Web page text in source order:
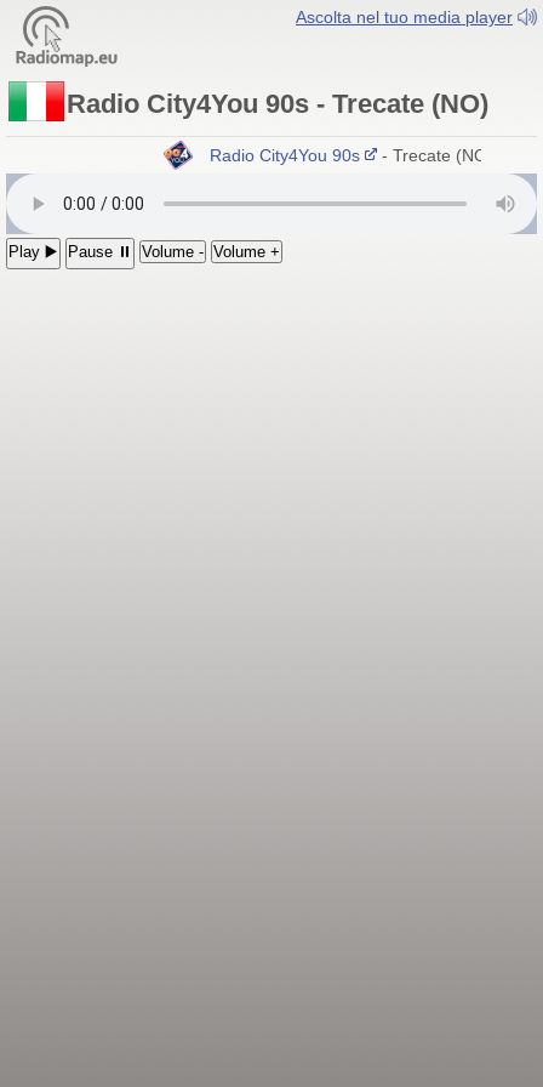
Ascolta nel tuo media player
Radio City4You 90s - Trecate (NO)
Radio City4You 90s - Trecate (NO)
Play ▶️ Pause ⏸ Volume - Volume +